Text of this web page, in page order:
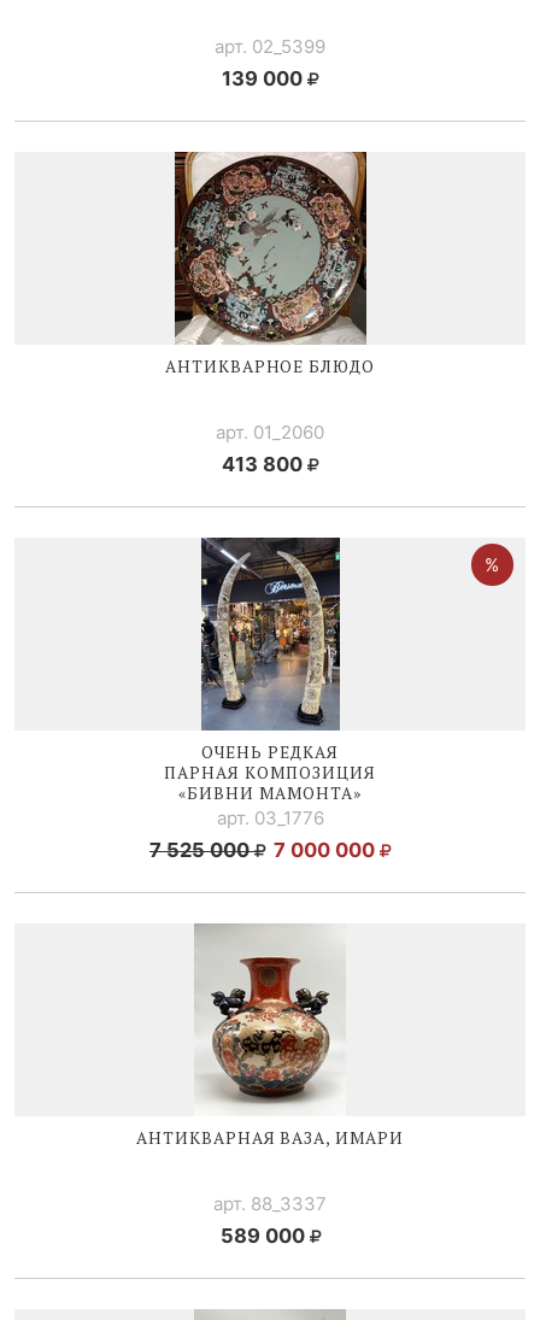
арт. 02_5399
139 000
АНТИКВАРНОЕ БЛЮДО
арт. 01_2060
413 800
ОЧЕНЬ РЕДКАЯ
ПАРНАЯ КОМПОЗИЦИЯ
«БИВНИ МАМОНТА»
арт. 03_1776
7 525 000 7 000 000
АНТИКВАРНАЯ ВАЗА, ИМАРИ
арт. 88_3337
589 000